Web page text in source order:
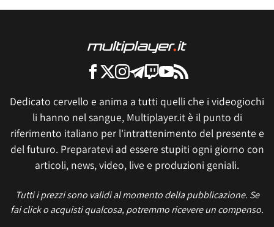
Dedicato cervello e anima a tutti quelli che i videogiochi
li hanno nel sangue, Multiplayer.it è il punto di
riferimento italiano per l'intrattenimento del presente e
del futuro. Preparatevi ad essere stupiti ogni giorno con
articoli, news, video, live e produzioni geniali.
Tutti i prezzi sono validi al momento della pubblicazione. Se
fai click o acquisti qualcosa, potremmo ricevere un compenso.